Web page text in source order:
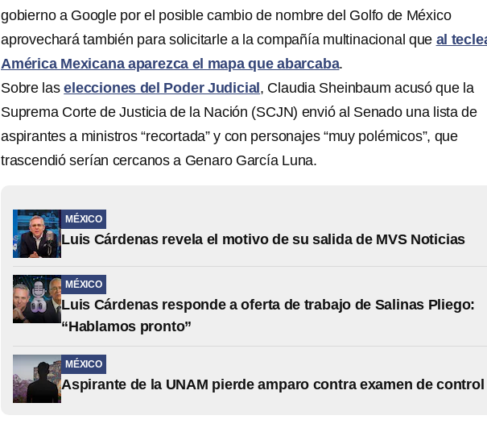
gobierno a Google por el posible cambio de nombre del Golfo de México
aprovechará también para solicitarle a la compañía multinacional que al
América Mexicana aparezca el mapa que abarcaba.
Sobre laselecciones del Poder Judicial , Claudia Sheinbaum acusó que la
Suprema Corte de Justicia de la Nación (SCJN) envió al Senado una lista de
aspirantes a ministros “recortada” y con personajes “muy polémicos”, que
trascendió serían cercanos a Genaro García Luna.
MÉXICO
Luis Cárdenas revela el motivo de su salida de MVS Noticias
MÉXICO
Luis Cárdenas responde a oferta de trabajo de Salinas Pliego:
“Hablamos pronto”
MÉXICO
Aspirante de la UNAM pierde amparo contra examen de control